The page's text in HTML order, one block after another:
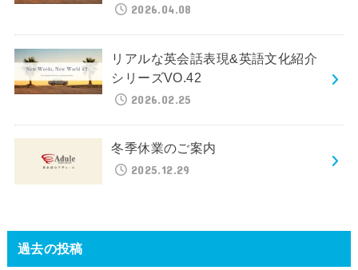
2026.04.08
リアルな英会話表現&英語文化紹介
シリーズVO.42
2026.02.25
冬季休業のご案内
2025.12.29
過去の投稿